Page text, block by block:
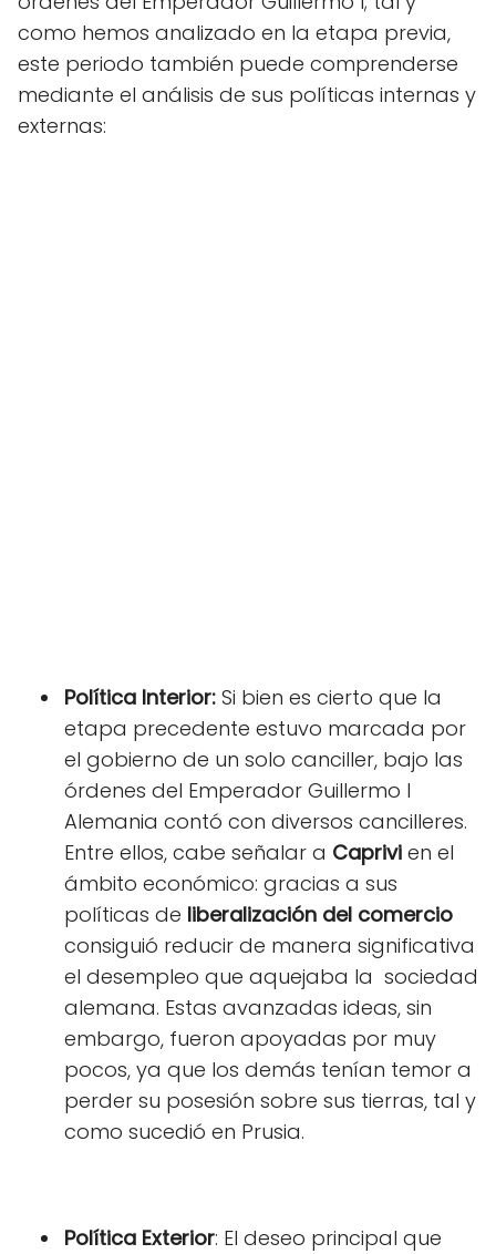
como hemos analizado en la etapa previa,
este periodo también puede comprenderse
mediante el análisis de sus políticas internas y
externas:
Política Interior: Si bien es cierto que la
etapa precedente estuvo marcada por
el gobierno de un solo canciller, bajo las
órdenes del Emperador Guillermo I
Alemania contó con diversos cancilleres.
Entre ellos, cabe señalar a Caprivi en el
ámbito económico: gracias a sus
políticas de liberalización del comercio
consiguió reducir de manera significativa
el desempleo que aquejaba la sociedad
alemana. Estas avanzadas ideas, sin
embargo, fueron apoyadas por muy
pocos, ya que los demás tenían temor a
perder su posesión sobre sus tierras, tal y
como sucedió en Prusia.
Política Exterior: El deseo principal que